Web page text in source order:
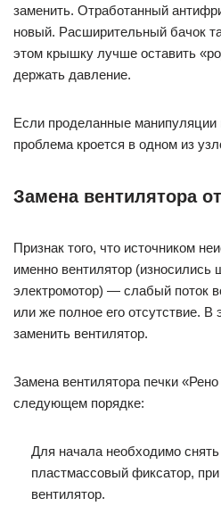
заменить. Отработанный
новый. Расширительный бачок
этом крышку лучше оставить
держать давление.
Если проделанные манипуляции
проблема кроется в одном из
Замена вентилятора
Признак того, что источником
именно вентилятор
электромотор) — слабый поток
или же полное его отсутствие.
заменить вентилятор.
Замена вентилятора печки
следующем порядке:
Для начала необходимо
пластмассовый фиксатор,
вентилятор.